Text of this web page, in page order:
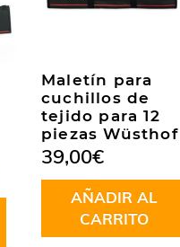
Maletín para
cuchillos de
tejido para 12
piezas Wüsthof
39,00€
AÑADIR AL
CARRITO